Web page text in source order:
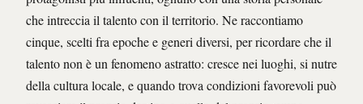
che intreccia il talento con il territorio. Ne raccontiamo
cinque, scelti fra epoche e generi diversi, per ricordare che il
talento non è un fenomeno astratto: cresce nei luoghi, si nutre
della cultura locale, e quando trova condizioni favorevoli può